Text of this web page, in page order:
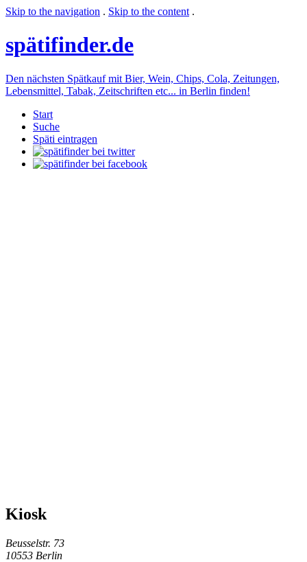
Skip to the navigation . Skip to the content .
spätifinder.de
Den nächsten Spätkauf mit Bier, Wein, Chips, Cola, Zeitungen,
Lebensmittel, Tabak, Zeitschriften etc... in Berlin finden!
Start
Suche
Späti eintragen
Kiosk
Beusselstr. 73
10553 Berlin